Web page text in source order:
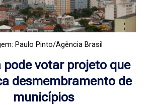
Paulo Pinto/Agência Brasil
pode votar projeto que
desmembramento de
municípios